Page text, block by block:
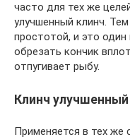
часто для тех же
улучшенный клинч.
простотой, и это один
обрезать кончик
отпугивает рыбу.
Клинч
Применяется в тех же